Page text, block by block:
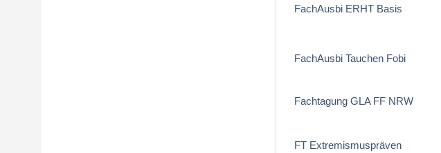
FachAusbi ERHT Basis
FachAusbi Tauchen Fobi
Fachtagung GLA FF NRW
FT Extremismuspräven